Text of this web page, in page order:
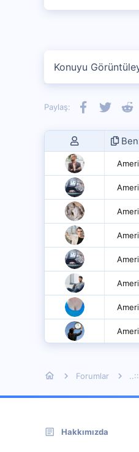
Konuyu
Paylaş: Facebook
Twitter
Forumlar
Hakkımızda